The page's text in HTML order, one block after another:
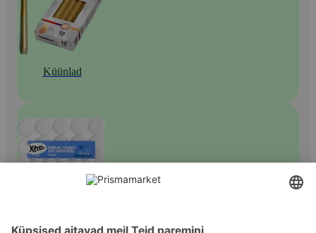
Küünlad
Muud küünlad